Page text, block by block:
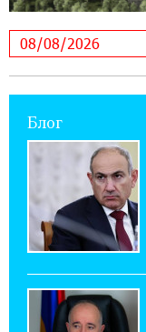
ЕАЭС
Если
значит сам Геноцид?
ВТБ
Блог